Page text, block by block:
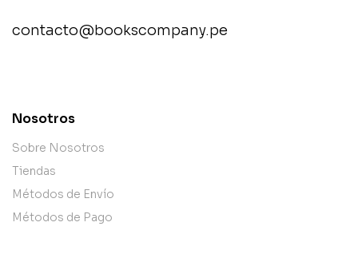
contacto@bookscompany.pe
Nosotros
Sobre Nosotros
Tiendas
Métodos de Envío
Métodos de Pago